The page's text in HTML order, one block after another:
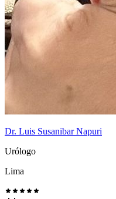
Dr. Luis Susanibar Napuri
Urólogo
Lima